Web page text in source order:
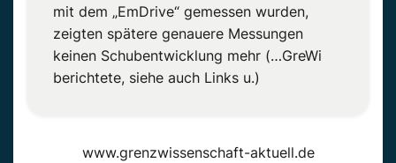
mit dem „EmDrive“ gemessen wurden,
zeigten spätere genauere Messungen
keinen Schubentwicklung mehr (…GreWi
berichtete, siehe auch Links u.)
www.grenzwissenschaft-aktuell.de